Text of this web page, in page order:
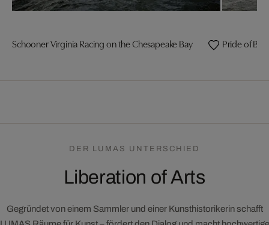
Schooner Virginia Racing on the Chesapeake Bay
DER LUMAS UNTERSCHIED
Liberation of Arts
Gegründet von einem Sammler und einer Kunsthistorikerin schafft